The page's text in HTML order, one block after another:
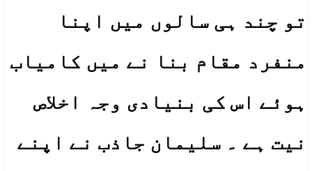
تو چند ہی سالوں میں اپنا
منفرد مقام بنا نے میں کامیاب
ہوئے اس کی بنیادی وجہ اخلاص
نیت ہے ۔ سلیمان جاذب نے اپنے